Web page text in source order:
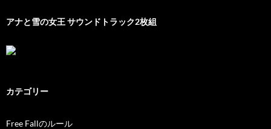
アナと雪の女王 サウンドトラック2枚組
カテゴリー
Free Fallのルール